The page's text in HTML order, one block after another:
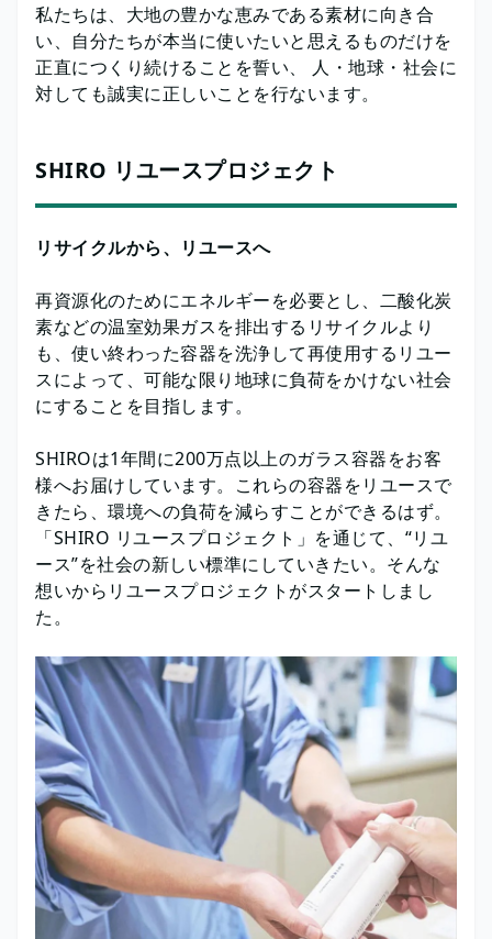
私たちは、大地の豊かな恵みである素材に向き合
い、自分たちが本当に使いたいと思えるものだけを
正直につくり続けることを誓い、 人・地球・社会に
対しても誠実に正しいことを行ないます。
SHIRO リユースプロジェクト
リサイクルから、リユースへ
再資源化のためにエネルギーを必要とし、二酸化炭
素などの温室効果ガスを排出するリサイクルより
も、使い終わった容器を洗浄して再使用するリユー
スによって、可能な限り地球に負荷をかけない社会
にすることを目指します。
SHIROは1年間に200万点以上のガラス容器をお客
様へお届けしています。これらの容器をリユースで
きたら、環境への負荷を減らすことができるはず。
「SHIRO リユースプロジェクト」を通じて、“リユ
ース”を社会の新しい標準にしていきたい。そんな
想いからリユースプロジェクトがスタートしまし
た。